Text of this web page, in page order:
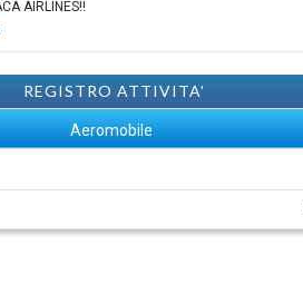
AIRLINES!!
REGISTRO ATTIVITA'
Aeromobile